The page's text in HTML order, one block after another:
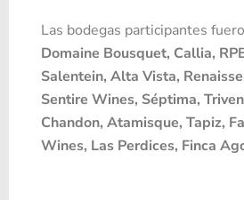
Las bodegas participantes
Domaine Bousquet, Callia,
Salentein, Alta Vista,
Sentire Wines, Séptima,
Chandon, Atamisque, Tapiz,
Wines, Las Perdices, Finca